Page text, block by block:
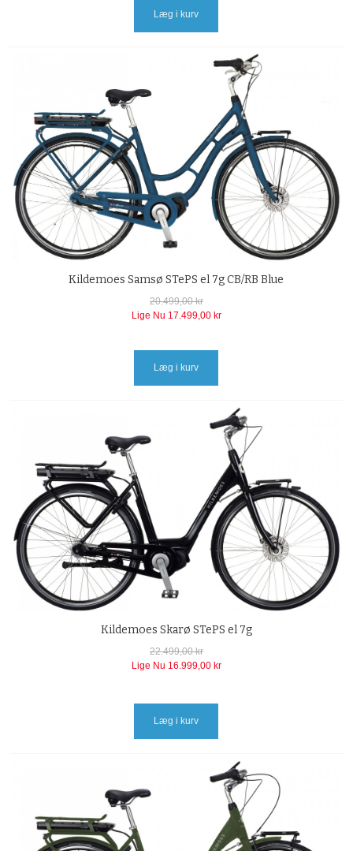
Læg i kurv
Kildemoes Samsø STePS el 7g CB/RB Blue
20.499,00 kr
Lige Nu 17.499,00 kr
Læg i kurv
Kildemoes Skarø STePS el 7g
22.499,00 kr
Lige Nu 16.999,00 kr
Læg i kurv